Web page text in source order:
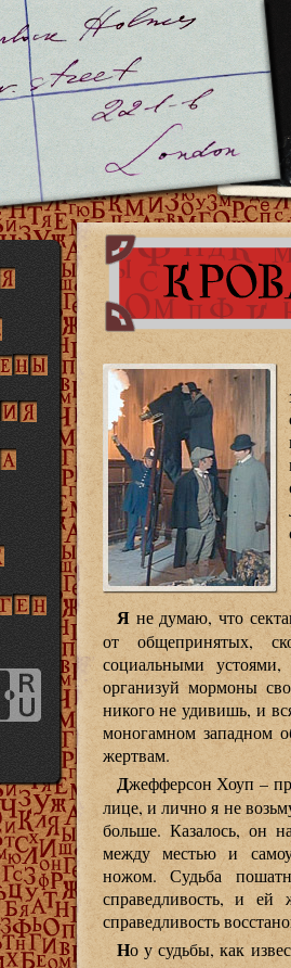
Я не думаю, что
от общепринятых,
социальными
организуй мормоны
никого не удивишь, и
моногамном западном
жертвам.
Джефферсон Хоуп –
лице, и лично я не
больше. Казалось, он
между местью и
ножом. Судьба
справедливость, и
справедливость
Но у судьбы, как